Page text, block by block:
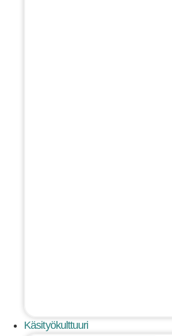
Käsityökulttuuri